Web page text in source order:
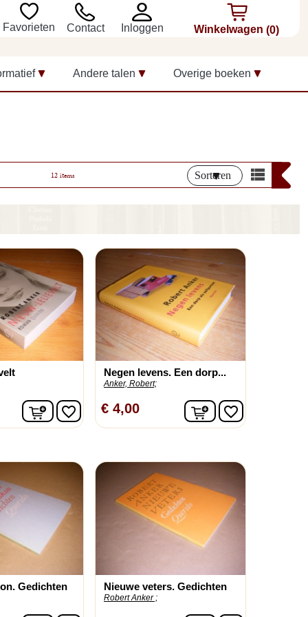
Favorieten Contact Inloggen Winkelwagen (0)
Andere talen Overige boeken
12 items Sorteren
In winkelwagen
favorite_border
Negen levens. Een dorp...
Anker, Robert;
€ 4,00 In winkelwagen
favorite_border
Gedichten Nieuwe veters. Gedichten
Robert Anker ;